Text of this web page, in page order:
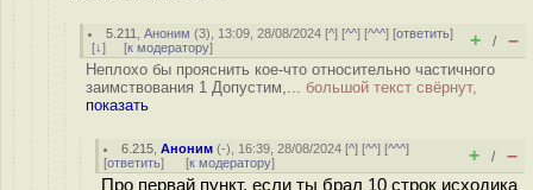
5.211 ,Аноним (3), 13:09, 28/08/2024 [^] [^^] [^^^] [ответить]
[↓] [к модератору] + / –
Неплохо бы прояснить кое-что относительно частичного
заимствования 1 Допустим,... большой текст свёрнут,
показать
6.215 ,Аноним (-), 16:39, 28/08/2024 [^] [^^] [^^^]
[ответить] [к модератору] + / –
Про первай пункт, если ты брал 10 строк исходика